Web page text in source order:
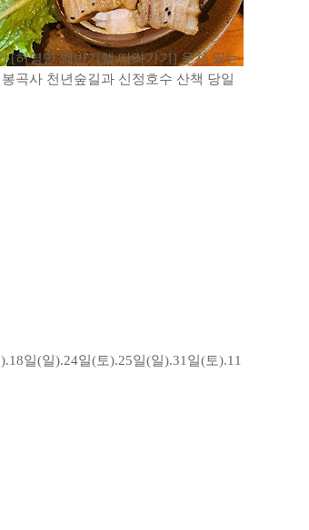
[허영만 백반기행 따라가기] 운치 있는
곡사 천년숲길과 신정호수 산책 당일
일(일).24일(토).25일(일).31일(토).11